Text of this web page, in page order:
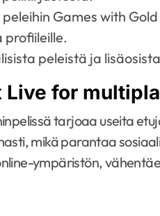
Games with
profiileille.
peleistä ja
for
tarjoaa useita
mikä parantaa
ympäristön,